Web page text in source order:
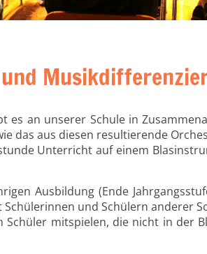
es an unserer Schule in
das aus diesen resultierende
Unterricht auf einem
Ausbildung (Ende
Schülerinnen und Schülern anderer
Schüler mitspielen, die nicht in der